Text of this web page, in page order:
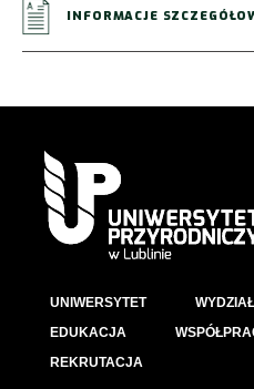
INFORMACJE
UNIWERSYTET
EDUKACJA
REKRUTACJA